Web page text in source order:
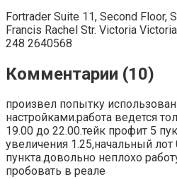
Fortrader Suite 11, Second Floor,
Francis Rachel Str. Victoria
248 2640568
Комментарии (10)
произвел попытку
настройками.работа ведется
19.00 до 22.00.тейк профит 5
увеличения 1.25,начальный
пункта.довольно неплохо
пробовать в реале